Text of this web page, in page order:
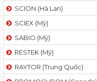
SCION (Hà Lan)
SCIEX (Mỹ)
SABIO (Mỹ)
RESTEK (Mỹ)
RAYTOR (Trung Quốc)